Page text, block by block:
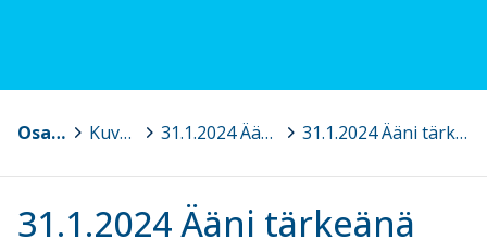
Osaava Satakunta Kuvagalleria 31.1.2024 Ääni tärkeänä työvälineenä - Ääniergonomian koulutusta sivistystoimialan puhetyöläisille, Pori > 31.1.2024 Ääni tärkeänä työvälineenä 2.jpg
31.1.2024 Ääni tärkeänä